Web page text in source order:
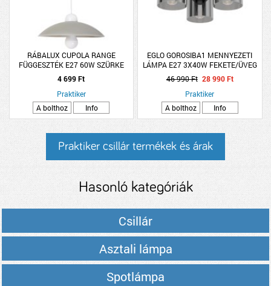
RÁBALUX CUPOLA RANGE
FÜGGESZTÉK E27 60W SZÜRKE
4 699 Ft
Praktiker
A bolthoz
Info
EGLO GOROSIBA1 MENNYEZETI
LÁMPA E27 3X40W FEKETE/ÜVEG
46 990 Ft 28 990 Ft
Praktiker
A bolthoz
Info
Praktiker csillár termékek és árak
Hasonló kategóriák
Csillár
Asztali lámpa
Spotlámpa